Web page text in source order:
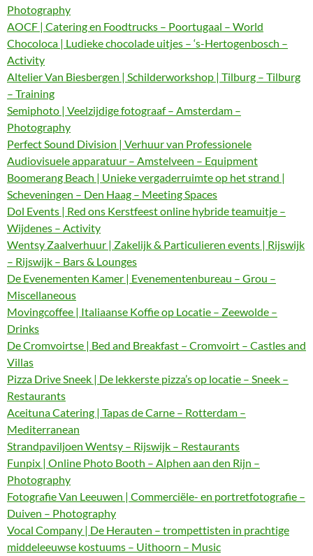
Photography
AOCF | Catering en Foodtrucks – Poortugaal – World
Chocoloca | Ludieke chocolade uitjes – ‘s-Hertogenbosch –
Activity
Altelier Van Biesbergen | Schilderworkshop | Tilburg – Tilburg
– Training
Semiphoto | Veelzijdige fotograaf – Amsterdam –
Photography
Perfect Sound Division | Verhuur van Professionele
Audiovisuele apparatuur – Amstelveen – Equipment
Boomerang Beach | Unieke vergaderruimte op het strand |
Scheveningen – Den Haag – Meeting Spaces
Dol Events | Red ons Kerstfeest online hybride teamuitje –
Wijdenes – Activity
Wentsy Zaalverhuur | Zakelijk & Particulieren events | Rijswijk
– Rijswijk – Bars & Lounges
De Evenementen Kamer | Evenementenbureau – Grou –
Miscellaneous
Movingcoffee | Italiaanse Koffie op Locatie – Zeewolde –
Drinks
De Cromvoirtse | Bed and Breakfast – Cromvoirt – Castles and
Villas
Pizza Drive Sneek | De lekkerste pizza’s op locatie – Sneek –
Restaurants
Aceituna Catering | Tapas de Carne – Rotterdam –
Mediterranean
Strandpaviljoen Wentsy – Rijswijk – Restaurants
Funpix | Online Photo Booth – Alphen aan den Rijn –
Photography
Fotografie Van Leeuwen | Commerciële- en portretfotografie –
Duiven – Photography
Vocal Company | De Herauten – trompettisten in prachtige
middeleeuwse kostuums – Uithoorn – Music